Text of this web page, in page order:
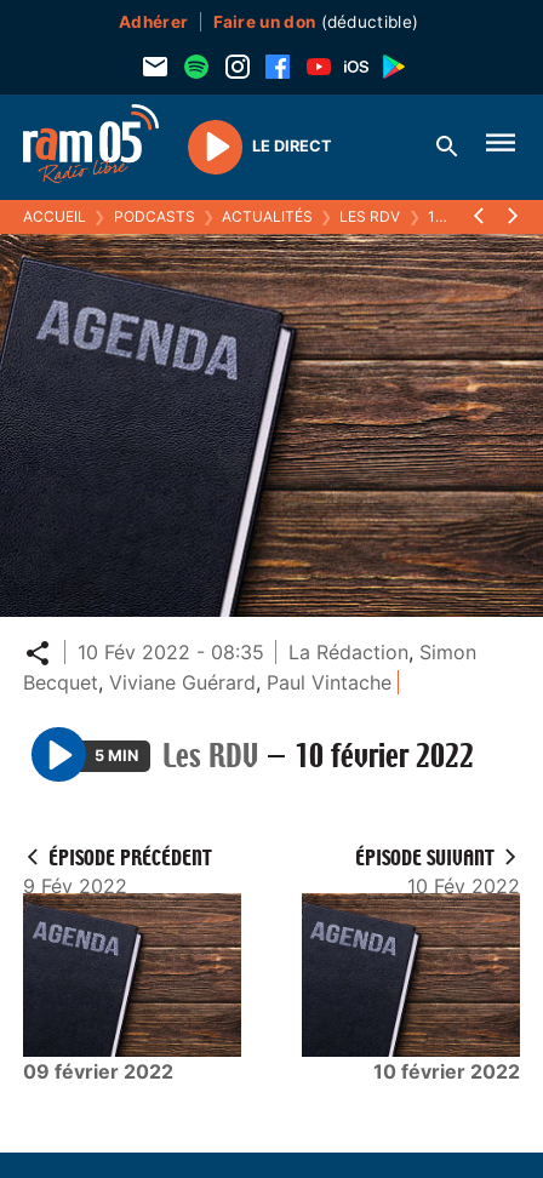
Adhérer Faire un don (déductible)
Play
LE DIRECT
ACCUEIL ❯ PODCASTS ❯ ACTUALITÉS ❯ LES RDV ❯ 10 FÉVRIER 2022
Partager
10 Fév 2022 - 08:35 La Rédaction, Simon
Becquet,Viviane Guérard, Paul Vintache
P
y
5 MIN Les RDV — 10 février 2022
ÉPISODE PRÉCÉDENT
9 Fév 2022
09 février 2022
ÉPISODE SUIVANT
10 Fév 2022
10 février 2022